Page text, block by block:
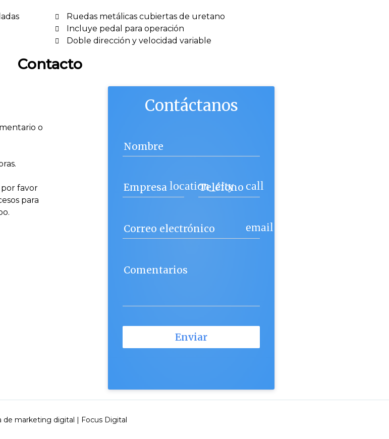
Ruedas metálicas cubiertas de uretano
Incluye pedal para operación
Doble dirección y velocidad variable
Contacto
o
favor
para
Contáctanos
Nombre
Empresa location_city
Teléfono call
Correo electrónico email
Comentarios
Enviar
de marketing digital | Focus Digital